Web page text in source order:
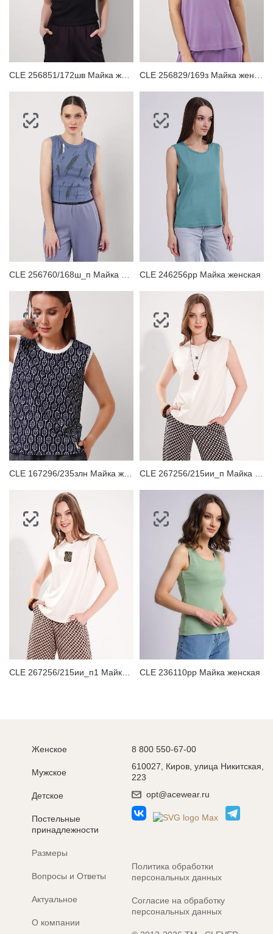
CLE 256851/172шв Майка женская CLE 256829/169з Майка женская
CLE 246256рр Майка женская
CLE 267256/215ии_п1 Майка женская CLE 236110рр Майка женская
Женское
Мужское
Детское
Постельные
принадлежности
Размеры
Вопросы и Ответы
Актуальное
О компании
8 800 550-67-00
610027, Киров, улица Никитская,
223
opt@acewear.ru
Политика обработки
персональных данных
Согласие на обработку
персональных данных